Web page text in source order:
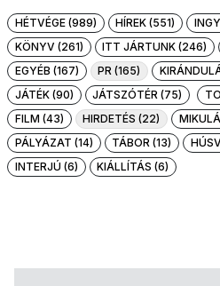
HÉTVÉGE (989) HÍREK (551)
KÖNYV (261)
ITT JÁRTUNK (246)
EGYÉB (167)
PR (165)
JÁTÉK (90)
JÁTSZÓTÉR (75)
FILM (43)
HIRDETÉS (22)
PÁLYÁZAT (14)
TÁBOR (13)
INTERJÚ (6)
KIÁLLÍTÁS (6)